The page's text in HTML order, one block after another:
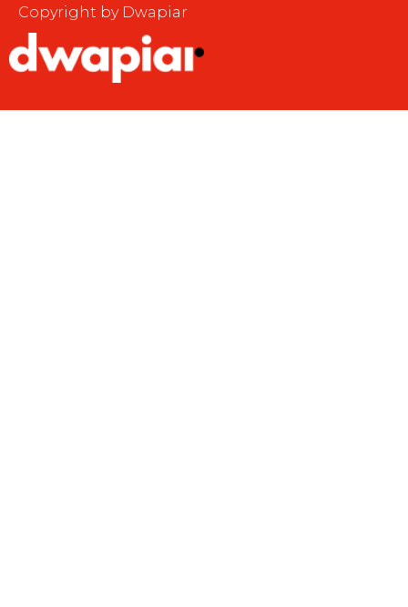
Copyright by Dwapiar